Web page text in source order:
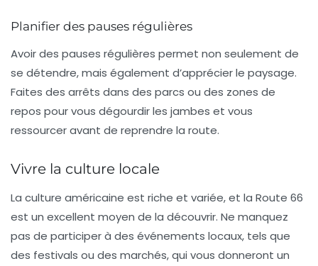
Planifier des pauses régulières
Avoir des pauses régulières permet non seulement de
se détendre, mais également d’apprécier le paysage.
Faites des arrêts dans des parcs ou des zones de
repos pour vous dégourdir les jambes et vous
ressourcer avant de reprendre la route.
Vivre la culture locale
La culture américaine est riche et variée, et la Route 66
est un excellent moyen de la découvrir. Ne manquez
pas de participer à des événements locaux, tels que
des festivals ou des marchés, qui vous donneront un